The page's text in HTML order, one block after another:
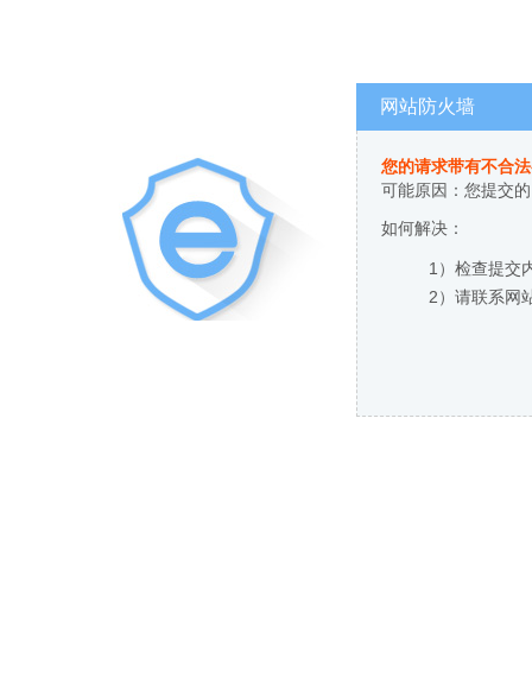
网站防火墙
您的请求带有不合
可能原因：您提交
如何解决：
1）检查提交
2）请联系网